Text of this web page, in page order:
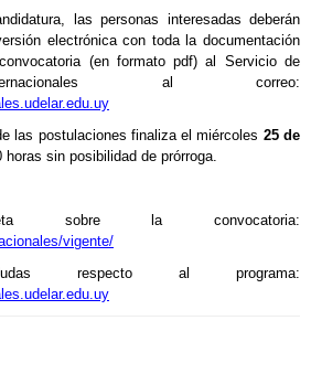
las personas interesadas deberán
electrónica con toda la documentación
(en formato pdf) al Servicio de
al correo:
las postulaciones finaliza el miércoles 25 de
horas sin posibilidad de prórroga.
sobre la convocatoria:
vigente/
respecto al programa: